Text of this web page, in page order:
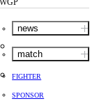
news
match
FIGHTER
SPONSOR